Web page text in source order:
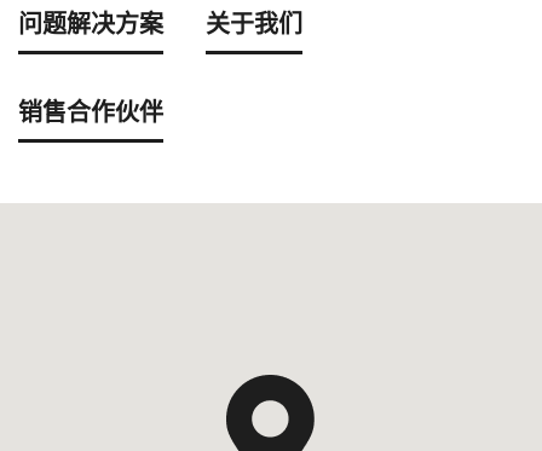
问题解决方案 关于我们
销售合作伙伴